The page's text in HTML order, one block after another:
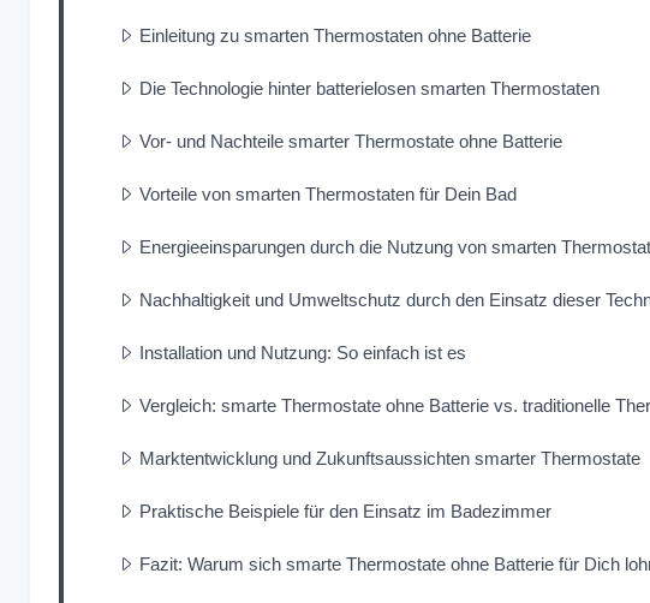
Einleitung zu smarten Thermostaten ohne Batterie
Die Technologie hinter batterielosen smarten Thermostaten
Vor- und Nachteile smarter Thermostate ohne Batterie
Vorteile von smarten Thermostaten für Dein Bad
Energieeinsparungen durch die Nutzung von smarten
Nachhaltigkeit und Umweltschutz durch den Einsatz dieser
Installation und Nutzung: So einfach ist es
Vergleich: smarte Thermostate ohne Batterie vs. traditionelle
Marktentwicklung und Zukunftsaussichten smarter Thermostate
Praktische Beispiele für den Einsatz im Badezimmer
Fazit: Warum sich smarte Thermostate ohne Batterie für Dich